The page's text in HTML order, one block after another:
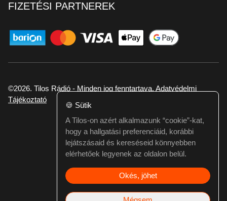
FIZETÉSI PARTNEREK
©2026. Tilos Rádió - Minden jog fenntartava. Adatvédelmi
Tájékoztató
Ha hibát találtál vagy kérdésed van itt jelezd:
webmester@tilos.hu
🍪 Sütik
A Tilos-on azért alkalmazunk “cookie”-kat,
hogy a hallgatási preferenciáid, korábbi
lejátszásaid és kereséseid könnyebben
elérhetőek legyenek az oldalon belül.
Okés, jöhet